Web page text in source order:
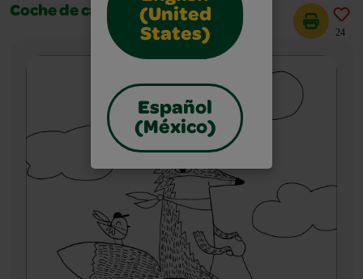
(United
States)
Español
(México)
Coche de carreras de Fórmula 1
24